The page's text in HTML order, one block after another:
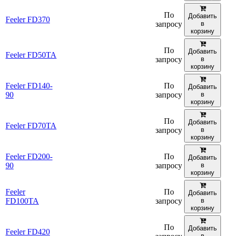
Feeler FD370
По
запросу
Добавить
в
корзину
Feeler FD50TA
По
запросу
Добавить
в
корзину
Feeler FD140-
90
По
запросу
Добавить
в
корзину
Feeler FD70TA
По
запросу
Добавить
в
корзину
Feeler FD200-
90
По
запросу
Добавить
в
корзину
Feeler
FD100TA
По
запросу
Добавить
в
корзину
Feeler FD420
По
Добавить